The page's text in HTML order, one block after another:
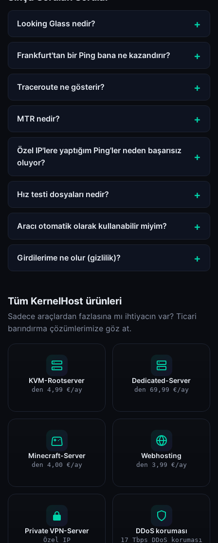
Looking Glass nedir?
Frankfurt'tan bir Ping bana ne kazandırır?
Traceroute ne gösterir?
MTR nedir?
Özel IP'lere yaptığım Ping'ler neden başarısız
oluyor?
Hız testi dosyaları nedir?
Aracı otomatik olarak kullanabilir miyim?
Girdilerime ne olur (gizlilik)?
Tüm KernelHost ürünleri
Sadece araçlardan fazlasına mı ihtiyacın var? Ticari
barındırma çözümlerimize göz at.
KVM-Rootserver
den 4,99 €/ay
Dedicated-Server
den 69,99 €/ay
Minecraft-Server
den 4,00 €/ay
Webhosting
den 3,99 €/ay
Private VPN-Server
Özel IP
DDoS koruması
17 Tbps DDoS koruması